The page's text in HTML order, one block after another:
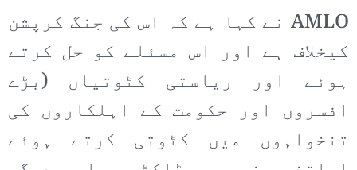
AMLO نے کہا ہے کہ اس کی جنگ کرپشن
کیخلاف ہے اور اس مسئلے کو حل کرتے
ہوئے اور ریاستی کٹوتیاں (بڑے
افسروں اور حکومت کے اہلکاروں کی
تنخواہوں میں کٹوتی کرتے ہوئے